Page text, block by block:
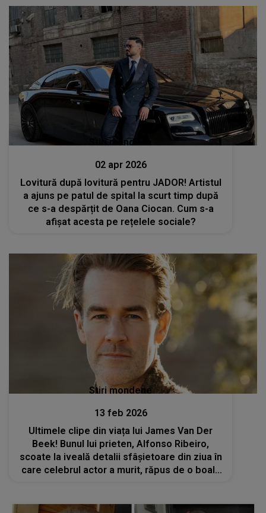
Stiri mondene
02 apr 2026
Lovitură după lovitură pentru JADOR! Artistul
a ajuns pe patul de spital la scurt timp după
ce s-a despărțit de Oana Ciocan. Cum s-a
afișat acesta pe rețelele sociale?
Stiri mondene
13 feb 2026
Ultimele clipe din viața lui James Van Der
Beek! Bunul lui prieten, Alfonso Ribeiro,
scoate la iveală detalii sfâșietoare din ziua în
care celebrul actor a murit, răpus de o boală